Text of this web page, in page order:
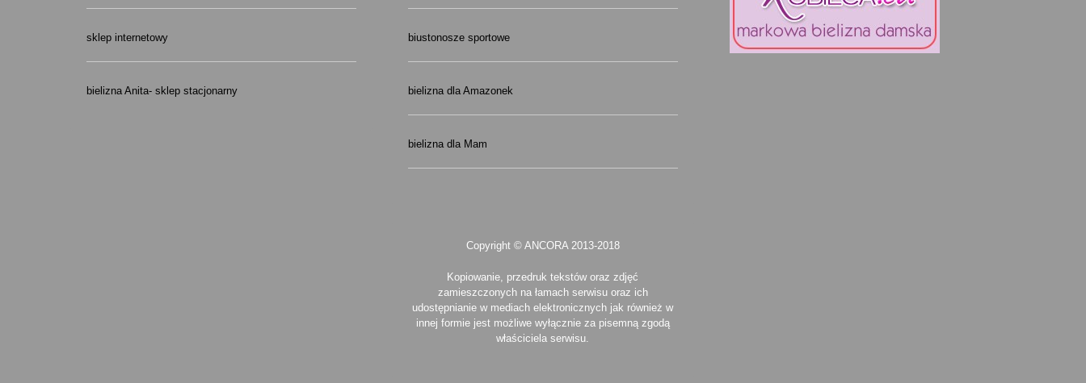
sklep internetowy
bielizna Anita- sklep stacjonarny
biustonosze sportowe
bielizna dla Amazonek
bielizna dla Mam
Copyright © ANCORA 2013-2018
Kopiowanie, przedruk tekstów oraz zdjęć
zamieszczonych na łamach serwisu oraz ich
udostępnianie w mediach elektronicznych jak również w
innej formie jest możliwe wyłącznie za pisemną zgodą
właściciela serwisu.